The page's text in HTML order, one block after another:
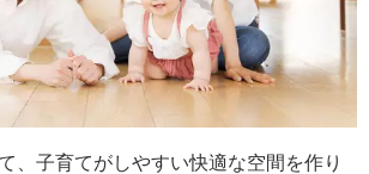
、子育てがしやすい快適な空間を作り